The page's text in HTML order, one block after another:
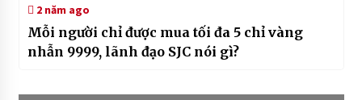
2 năm ago
Mỗi người chỉ được mua tối đa 5 chỉ vàng
nhẫn 9999, lãnh đạo SJC nói gì?